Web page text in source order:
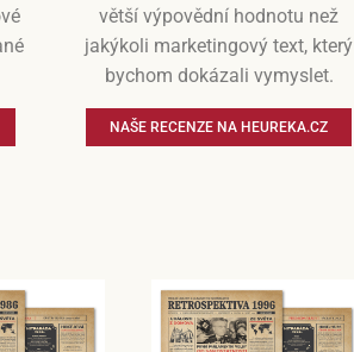
větší výpovědní hodnotu než
jakýkoli marketingový text, který
bychom dokázali vymyslet.
NAŠE RECENZE NA HEUREKA.CZ